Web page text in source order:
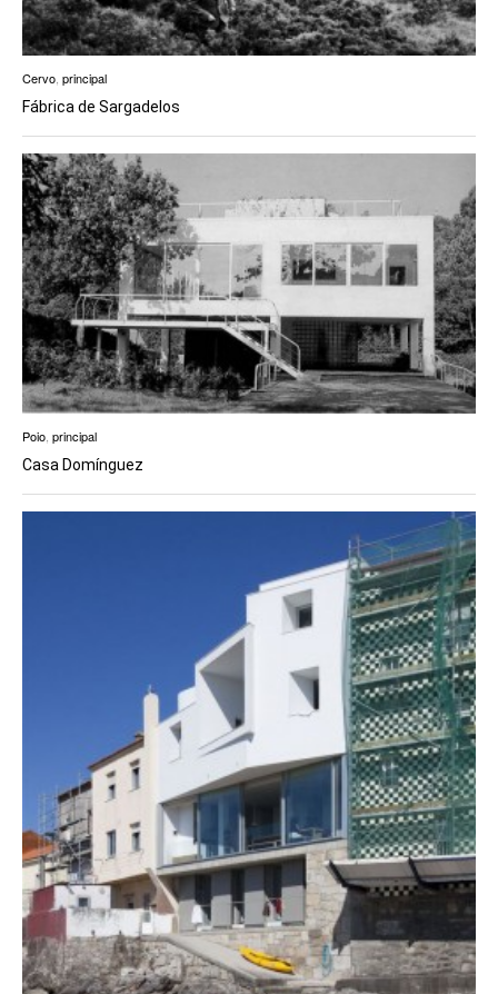
Cervo principal
Fábrica de Sargadelos
Poio principal
Casa Domínguez